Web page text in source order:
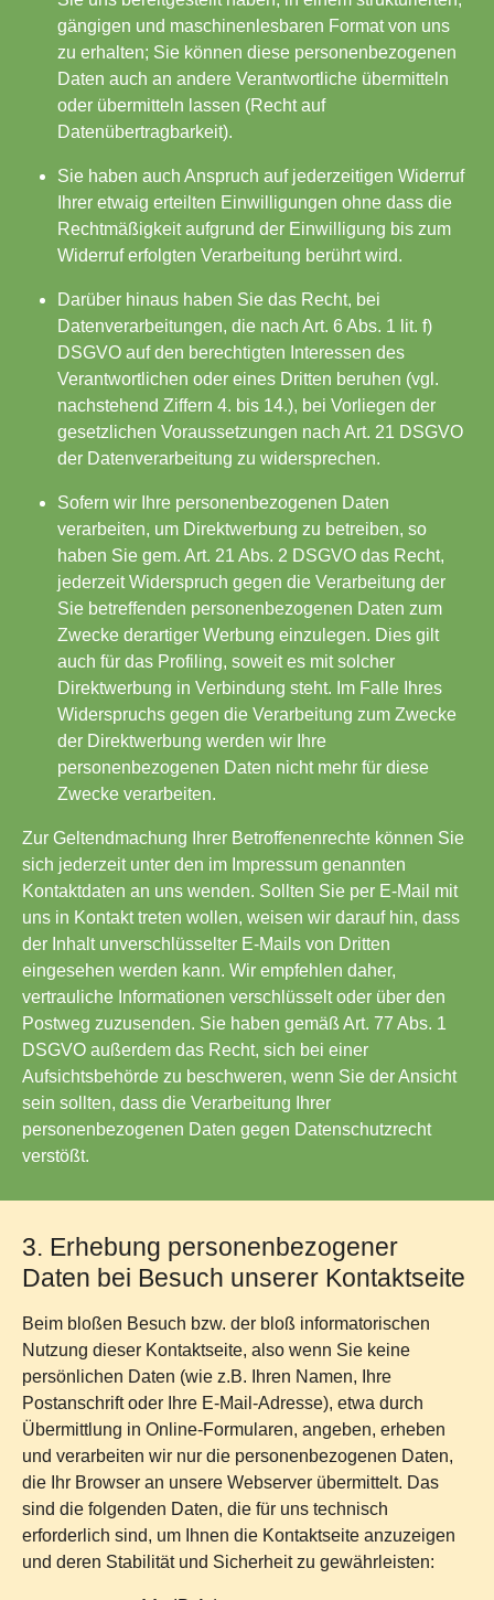
gängigen und maschinenlesbaren Format von uns
zu erhalten; Sie können diese personenbezogenen
Daten auch an andere Verantwortliche übermitteln
oder übermitteln lassen (Recht auf
Datenübertragbarkeit).
Sie haben auch Anspruch auf jederzeitigen Widerruf
Ihrer etwaig erteilten Einwilligungen ohne dass die
Rechtmäßigkeit aufgrund der Einwilligung bis zum
Widerruf erfolgten Verarbeitung berührt wird.
Darüber hinaus haben Sie das Recht, bei
Datenverarbeitungen, die nach Art. 6 Abs. 1 lit. f)
DSGVO auf den berechtigten Interessen des
Verantwortlichen oder eines Dritten beruhen (vgl.
nachstehend Ziffern 4. bis 14.), bei Vorliegen der
gesetzlichen Voraussetzungen nach Art. 21 DSGVO
der Datenverarbeitung zu widersprechen.
Sofern wir Ihre personenbezogenen Daten
verarbeiten, um Direktwerbung zu betreiben, so
haben Sie gem. Art. 21 Abs. 2 DSGVO das Recht,
jederzeit Widerspruch gegen die Verarbeitung der
Sie betreffenden personenbezogenen Daten zum
Zwecke derartiger Werbung einzulegen. Dies gilt
auch für das Profiling, soweit es mit solcher
Direktwerbung in Verbindung steht. Im Falle Ihres
Widerspruchs gegen die Verarbeitung zum Zwecke
der Direktwerbung werden wir Ihre
personenbezogenen Daten nicht mehr für diese
Zwecke verarbeiten.
Zur Geltendmachung Ihrer Betroffenenrechte können Sie
sich jederzeit unter den im Impressum genannten
Kontaktdaten an uns wenden. Sollten Sie per E-Mail mit
uns in Kontakt treten wollen, weisen wir darauf hin, dass
der Inhalt unverschlüsselter E-Mails von Dritten
eingesehen werden kann. Wir empfehlen daher,
vertrauliche Informationen verschlüsselt oder über den
Postweg zuzusenden. Sie haben gemäß Art. 77 Abs. 1
DSGVO außerdem das Recht, sich bei einer
Aufsichtsbehörde zu beschweren, wenn Sie der Ansicht
sein sollten, dass die Verarbeitung Ihrer
personenbezogenen Daten gegen Datenschutzrecht
verstößt.
3. Erhebung personenbezogener
Daten bei Besuch unserer Kontaktseite
Beim bloßen Besuch bzw. der bloß informatorischen
Nutzung dieser Kontaktseite, also wenn Sie keine
persönlichen Daten (wie z.B. Ihren Namen, Ihre
Postanschrift oder Ihre E-Mail-Adresse), etwa durch
Übermittlung in Online-Formularen, angeben, erheben
und verarbeiten wir nur die personenbezogenen Daten,
die Ihr Browser an unsere Webserver übermittelt. Das
sind die folgenden Daten, die für uns technisch
erforderlich sind, um Ihnen die Kontaktseite anzuzeigen
und deren Stabilität und Sicherheit zu gewährleisten: